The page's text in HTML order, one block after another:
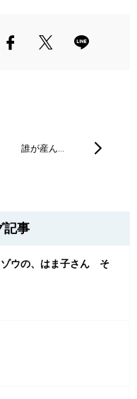
誰が産ん…
記事
ゾウの、はま子さん そ